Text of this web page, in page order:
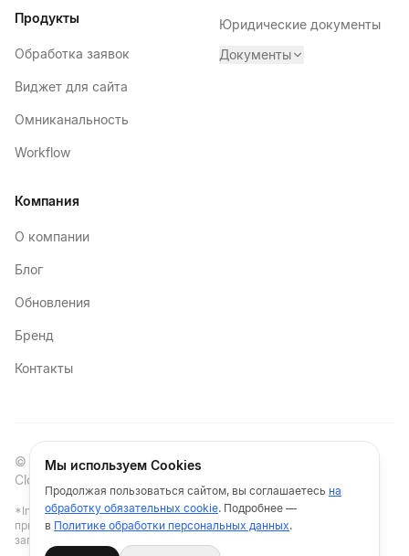
Мы используем Cookies
Продолжая пользоваться сайтом, вы соглашаетесь на
обработку обязательных cookie. Подробнее —
в Политике обработки персональных данных.
Продукты
Обработка заявок
Виджет для сайта
Омниканальность
Workflow
Юридические документы
Документы
Компания
О компании
Блог
Обновления
Бренд
Контакты
© 2025-2026
Cloft
Политика обработки персональных
*Instagram и Facebook принадлежат компании Meta Platforms Inc.,
признанной экстремистской организацией, деятельность которой
запрещена на территории РФ.